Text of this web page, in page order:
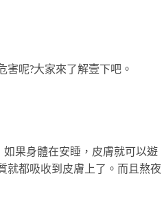
呢?大家來了解壹下吧。
果身體在安睡，皮膚就可以遊
就都吸收到皮膚上了。而且熬夜